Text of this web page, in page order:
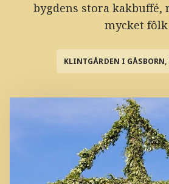
bygdens stora kakbuffé,
mycket fôlk
KLINTGÅRDEN I